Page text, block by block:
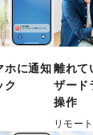
ホに通知
ク
離れて
ザード
操作
リモー